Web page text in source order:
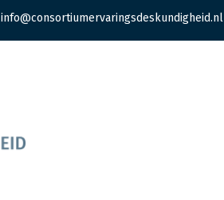
info@consortiumervaringsdeskundigheid.nl